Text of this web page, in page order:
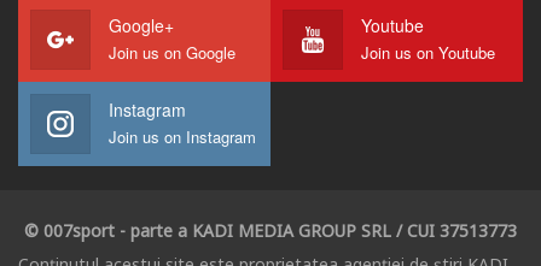
Google+
Join us on Google
Youtube
Join us on Youtube
Instagram
Join us on Instagram
© 007sport - parte a KADI MEDIA GROUP SRL / CUI 37513773